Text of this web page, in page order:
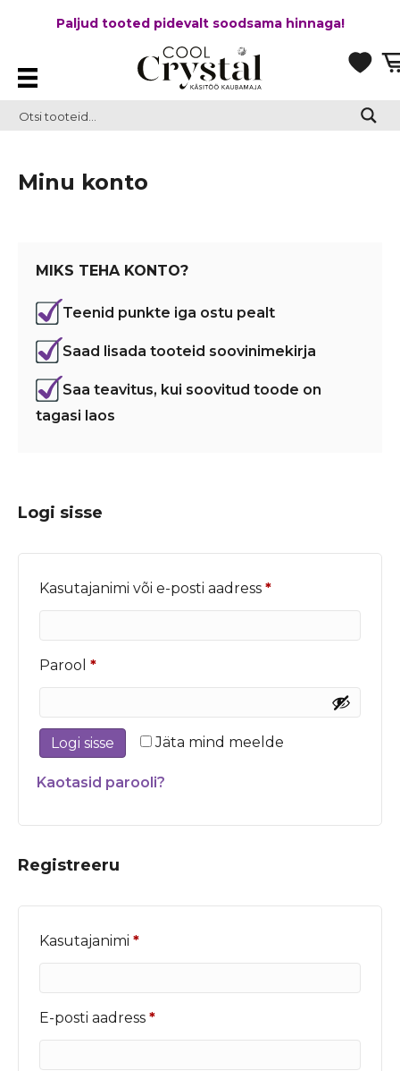
Paljud tooted pidevalt soodsama hinnaga!
Minu konto
MIKS TEHA KONTO?
Teenid punkte iga ostu pealt
Saad lisada tooteid soovinimekirja
Saa teavitus, kui soovitud toode on
tagasi laos
Logi sisse
Kasutajanimi või e-posti aadress *Nõutud
Parool *Nõutud
Jäta mind meelde
Logi sisse
Kaotasid parooli?
Registreeru
Kasutajanimi *Nõutud
E-posti aadress *Nõutud